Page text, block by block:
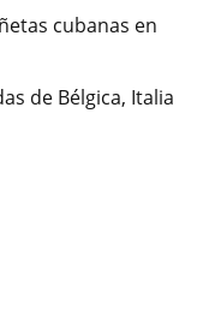
cubanas en
de Bélgica, Italia